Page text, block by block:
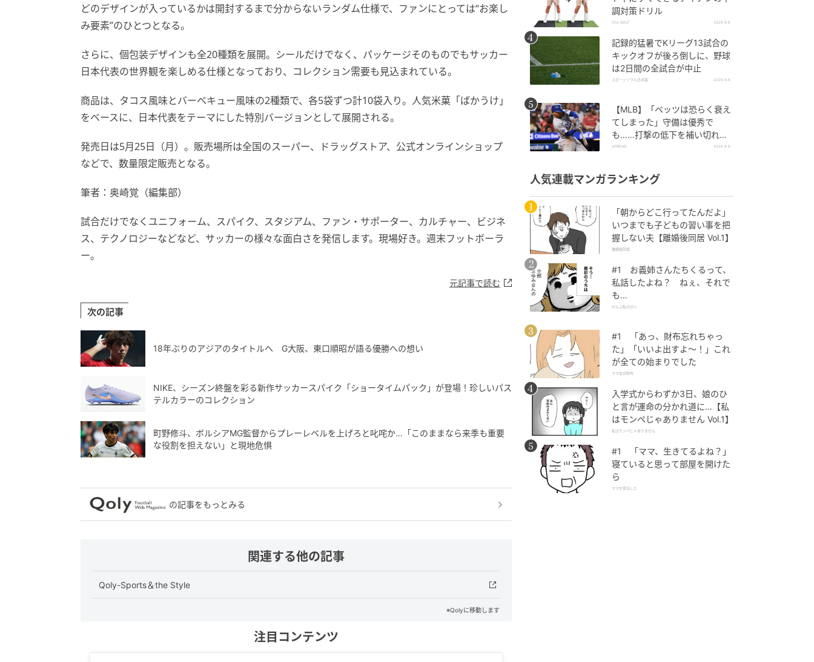
どのデザインが入っているかは開封するまで分からないランダム仕様で、ファンにとっては“お楽し
み要素”のひとつとなる。
さらに、個包装デザインも全20種類を展開。シールだけでなく、パッケージそのものでもサッカー
日本代表の世界観を楽しめる仕様となっており、コレクション需要も見込まれている。
商品は、タコス風味とバーベキュー風味の2種類で、各5袋ずつ計10袋入り。人気米菓「ばかうけ」
をベースに、日本代表をテーマにした特別バージョンとして展開される。
発売日は5月25日（月）。販売場所は全国のスーパー、ドラッグストア、公式オンラインショップ
などで、数量限定販売となる。
筆者：奥崎覚（編集部）
試合だけでなくユニフォーム、スパイク、スタジアム、ファン・サポーター、カルチャー、ビジネ
ス、テクノロジーなどなど、サッカーの様々な面白さを発信します。現場好き。週末フットボーラ
ー。
元記事で読む
次の記事
18年ぶりのアジアのタイトルへ G大阪、東口順昭が語る優勝への想い
NIKE、シーズン終盤を彩る新作サッカースパイク「ショータイムパック」が登場！珍しいパス
テルカラーのコレクション
町野修斗、ボルシアMG監督からプレーレベルを上げろと叱咤か…「このままなら来季も重要
な役割を担えない」と現地危惧
の記事をもっとみる
関連する他の記事
Qoly-Sports＆the Style
※Qolyに移動します
注目コンテンツ
調対策ドリル
She GOLF 2026.8.6
記録的猛暑でKリーグ13試合の
キックオフが後ろ倒しに、野球
は2日間の全試合が中止
スポーツソウル日本版 2026.8.6
【MLB】「ベッツは恐らく衰え
てしまった」守備は優秀で
も……打撃の低下を補い切れ
ず 地元メディアが議論「未来
SPREAD 2026.8.6
人気連載マンガランキング
「朝からどこ行ってたんだよ」
いつまでも子どもの習い事を把
握しない夫【離婚後同居 Vol.1】
離婚後同居
#1 お義姉さんたちくるって、
私話したよね？ ねぇ、それで
も…
ぜんぶ私のせい
#1 「あっ、財布忘れちゃっ
た」「いいよ出すよ〜！」これ
が全ての始まりでした
ママ友の財布
入学式からわずか3日、娘のひ
と言が運命の分かれ道に…【私
はモンペじゃありません Vol.1】
私はモンペじゃありません
#1 「ママ、生きてるよね？」
寝ていると思って部屋を開けた
ら
ママが家出した